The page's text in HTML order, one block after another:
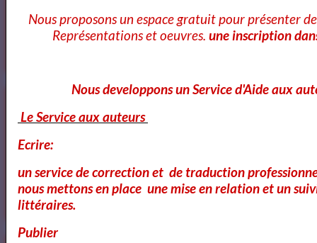
Voici ce que vous pouvez lire dans notre
Magazine
Cours Ateliers Formations
Cours et Formation Paris
Nous proposons un espace gratuit pour présenter
Représentations et oeuvres. une inscription
Nous developpons un Service d'Aide aux
Le Service aux auteurs
Ecrire:
un service de correction et de traduction
nous mettons en place une mise en relation et un
littéraires.
Publier